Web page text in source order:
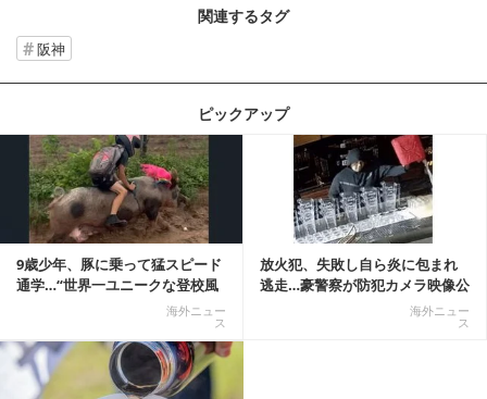
関連するタグ
阪神
ピックアップ
9歳少年、豚に乗って猛スピード
通学…“世界一ユニークな登校風
海外ニュー
ス
放火犯、失敗し自ら炎に包まれ
逃走…豪警察が防犯カメラ映像公
海外ニュー
ス
記事を読む